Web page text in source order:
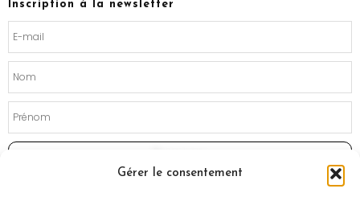
Gérer le consentement
o
Inscription à la newsletter